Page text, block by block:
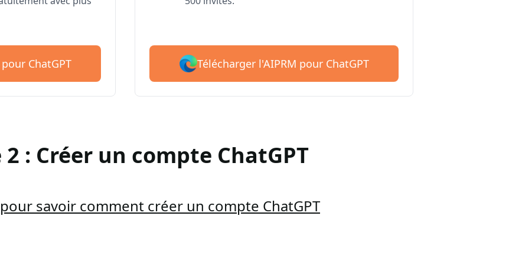
ChatGPT Télécharger l'AIPRM pour ChatGPT
2 : Créer un compte ChatGPT
savoir comment créer un compte ChatGPT